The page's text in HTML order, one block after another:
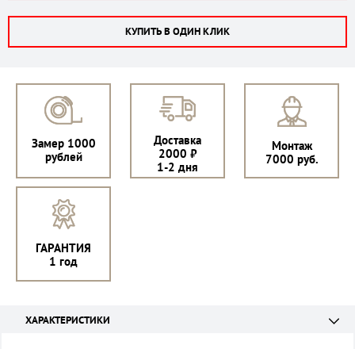
КУПИТЬ В ОДИН КЛИК
Замер 1000
рублей
Доставка
2000 ₽
1-2 дня
Монтаж
7000 руб.
ГАРАНТИЯ
1 год
ХАРАКТЕРИСТИКИ